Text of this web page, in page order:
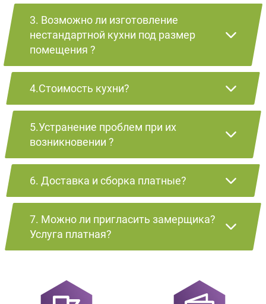
3. Возможно ли изготовление
нестандартной кухни под размер
помещения ?
4.Стоимость кухни?
5.Устранение проблем при их
возникновении ?
6. Доставка и сборка платные?
7. Можно ли пригласить замерщика?
Услуга платная?